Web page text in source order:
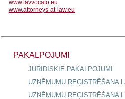
www.lavvocato.eu
www.attorneys-at-law.eu
PAKALPOJUMI
JURIDISKIE PAKALPOJUMI
UZŅĒMUMU REĢISTRĒŠANA
UZŅĒMUMU REĢISTRĒŠANA